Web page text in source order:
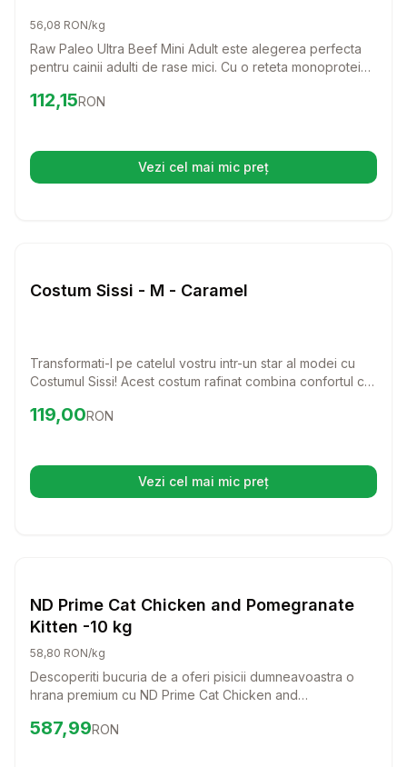
56,08 RON/kg
Raw Paleo Ultra Beef Mini Adult este alegerea perfecta
pentru cainii adulti de rase mici. Cu o reteta monoproteica
asigura o alimentatie echilibrata si delicios de sanatoasa
Preț:112.15
112,15RON
Vezi cel mai mic preț(se deschide într-o filă nouă)
Costum Sissi - M - Caramel
Transformati-l pe catelul vostru intr-un star al modei cu
Costumul Sissi! Acest costum rafinat combina confortul cu
Preț:119.00
119,00RON
Vezi cel mai mic preț(se deschide într-o filă nouă)
ND Prime Cat Chicken and Pomegranate
Kitten -10 kg
58,80 RON/kg
Descoperiti bucuria de a oferi pisicii dumneavoastra o
hrana premium cu ND Prime Cat Chicken and
in carne proaspata de pui si ingrediente nutritive, va
Preț: 587.99 RON
587,99RON